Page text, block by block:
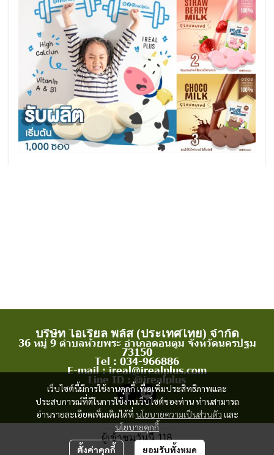
เว็บไซต์นี้มีการใช้งานคุกกี้ เพื่อเพิ่มประสิทธิภาพและ
ประสบการณ์ที่ดีในการใช้งานเว็บไซต์ของท่าน ท่านสามารถ
อ่านรายละเอียดเพิ่มเติมได้ที่ นโยบายความเป็นส่วนตัว และ
นโยบายคุกกี้
ตั้งค่าคุกกี้ ยอมรับทั้งหมด
บริษัท ไอเรียล พลัส (ประเทศไทย) จำกัด
36 หมู่ 9 ตำบลห้วยพระ อำเภอดอนตูม จังหวัดนครปฐม
73150
Tel : 034-966886
E-mail : ireal@irealplus.com
Line ID : @irealplus
ผู้เข้าชมวันนี้118